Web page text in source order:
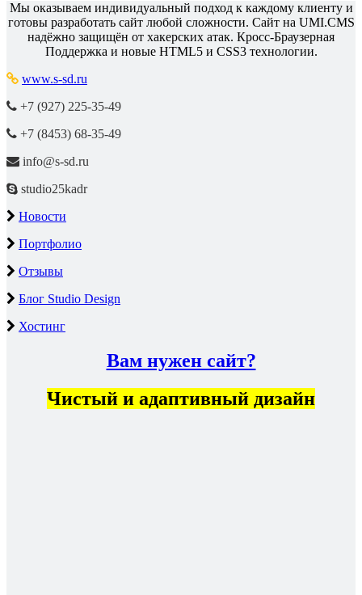
Мы оказываем индивидуальный подход к каждому клиенту и
готовы разработать сайт любой сложности. Сайт на UMI.CMS
надёжно защищён от хакерских атак. Кросс-Браузерная
Поддержка и новые HTML5 и CSS3 технологии.
www.s-sd.ru
+7 (927) 225-35-49
+7 (8453) 68-35-49
info@s-sd.ru
studio25kadr
Новости
Портфолио
Отзывы
Блог Studio Design
Хостинг
Вам нужен сайт?
Чистый и адаптивный дизайн